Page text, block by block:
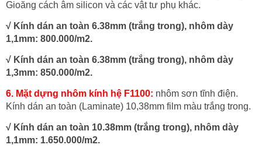
Gioăng cách âm silicon và các vật tư phụ khác.
√ Kính dán an toàn 6.38mm (trắng trong), nhôm dày
1,1mm: 800.000/m2.
√ Kính dán an toàn 6.38mm (trắng trong), nhôm dày
1,3mm: 850.000/m2.
6. Mặt dựng nhôm kính hệ F1100: nhôm sơn tĩnh điện.
Kính dán an toàn (Laminate) 10,38mm film màu trắng trong.
√ Kính dán an toàn 10.38mm (trắng trong), nhôm dày
1,1mm: 1.650.000/m2.